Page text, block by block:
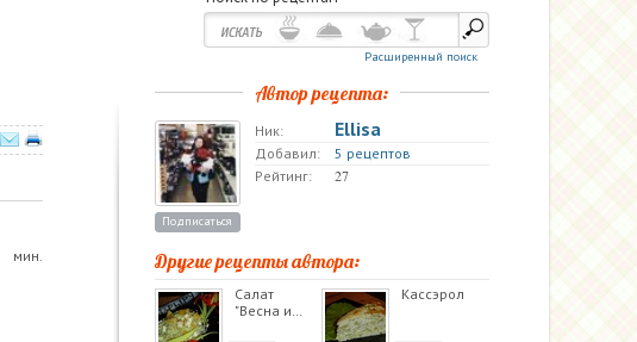
Расширенный поиск
мин.
Автор рецепта:
Подписаться
Ник: Ellisa
Добавил:
5 рецептов
Рейтинг:
27
Другие рецепты автора:
Салат
"Весна и…
Касcэрол